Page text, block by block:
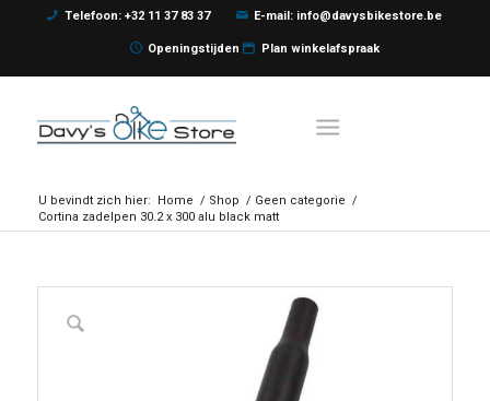
Telefoon: +32 11 37 83 37 E-mail: info@davysbikestore.be
Openingstijden Plan winkelafspraak
U bevindt zich hier: Home / Shop / Geen categorie /
Cortina zadelpen 30.2 x 300 alu black matt